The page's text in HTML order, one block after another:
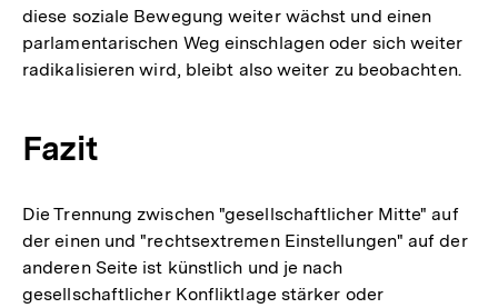
diese soziale Bewegung weiter wächst und einen
parlamentarischen Weg einschlagen oder sich weiter
radikalisieren wird, bleibt also weiter zu beobachten.
Fazit
Die Trennung zwischen "gesellschaftlicher Mitte" auf
der einen und "rechtsextremen Einstellungen" auf der
anderen Seite ist künstlich und je nach
gesellschaftlicher Konfliktlage stärker oder